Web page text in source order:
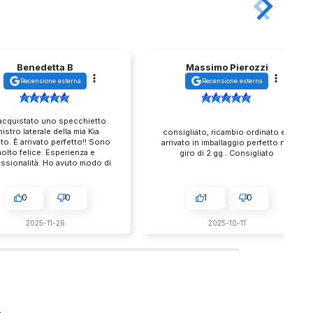
Massimo Pierozzi
Recensione esterna
ricambio ordinato ed
in imballaggio perfetto nel
di 2 gg.. Consigliato
1 0
2025-10-11
Acquadalsole 77
Recensione esterna
acquistato on line dei fanali di
ricambio per la mia auto a un prezzo
molto conveniente. Spedizione
1 0
2025-09-13